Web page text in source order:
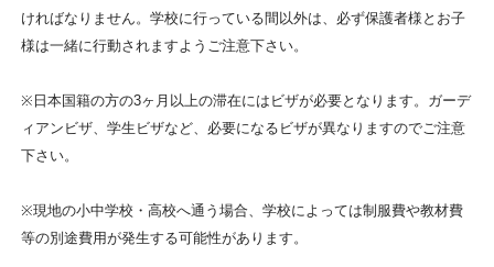
ければなりません。学校に行っている間以外は、必ず保護者様とお子
様は一緒に行動されますようご注意下さい。
※日本国籍の方の3ヶ月以上の滞在にはビザが必要となります。ガーデ
ィアンビザ、学生ビザなど、必要になるビザが異なりますのでご注意
下さい。
※現地の小中学校・高校へ通う場合、学校によっては制服費や教材費
等の別途費用が発生する可能性があります。